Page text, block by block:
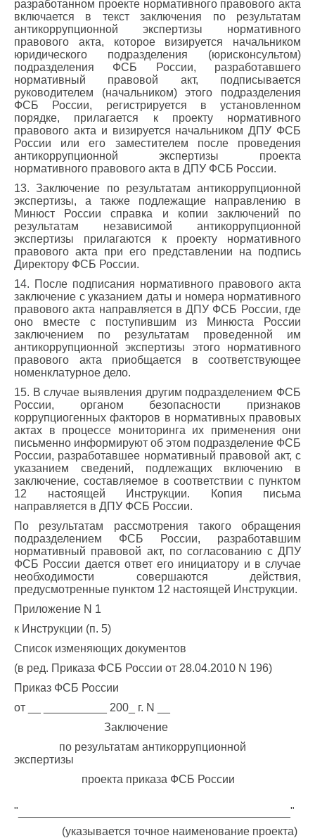
разработанном проекте нормативного правового акта
включается в текст заключения по результатам
антикоррупционной экспертизы нормативного
правового акта, которое визируется начальником
юридического подразделения (юрисконсультом)
подразделения ФСБ России, разработавшего
нормативный правовой акт, подписывается
руководителем (начальником) этого подразделения
ФСБ России, регистрируется в установленном
порядке, прилагается к проекту нормативного
правового акта и визируется начальником ДПУ ФСБ
России или его заместителем после проведения
антикоррупционной экспертизы проекта
нормативного правового акта в ДПУ ФСБ России.
13. Заключение по результатам антикоррупционной
экспертизы, а также подлежащие направлению в
Минюст России справка и копии заключений по
результатам независимой антикоррупционной
экспертизы прилагаются к проекту нормативного
правового акта при его представлении на подпись
Директору ФСБ России.
14. После подписания нормативного правового акта
заключение с указанием даты и номера нормативного
правового акта направляется в ДПУ ФСБ России, где
оно вместе с поступившим из Минюста России
заключением по результатам проведенной им
антикоррупционной экспертизы этого нормативного
правового акта приобщается в соответствующее
номенклатурное дело.
15. В случае выявления другим подразделением ФСБ
России, органом безопасности признаков
коррупциогенных факторов в нормативных правовых
актах в процессе мониторинга их применения они
письменно информируют об этом подразделение ФСБ
России, разработавшее нормативный правовой акт, с
указанием сведений, подлежащих включению в
заключение, составляемое в соответствии с пунктом
12 настоящей Инструкции. Копия письма
направляется в ДПУ ФСБ России.
По результатам рассмотрения такого обращения
подразделением ФСБ России, разработавшим
нормативный правовой акт, по согласованию с ДПУ
ФСБ России дается ответ его инициатору и в случае
необходимости совершаются действия,
предусмотренные пунктом 12 настоящей Инструкции.
Приложение N 1
к Инструкции (п. 5)
Список изменяющих документов
(в ред. Приказа ФСБ России от 28.04.2010 N 196)
Приказ ФСБ России
от __ __________ 200_ г. N __
Заключение
по результатам антикоррупционной
экспертизы
проекта приказа ФСБ России
"___________________________________________"
(указывается точное наименование проекта)